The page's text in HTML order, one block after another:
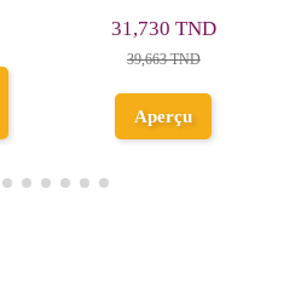
Ajouter au